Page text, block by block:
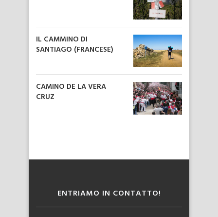
IL CAMMINO DI
SANTIAGO (FRANCESE)
CAMINO DE LA VERA
CRUZ
ENTRIAMO IN CONTATTO!